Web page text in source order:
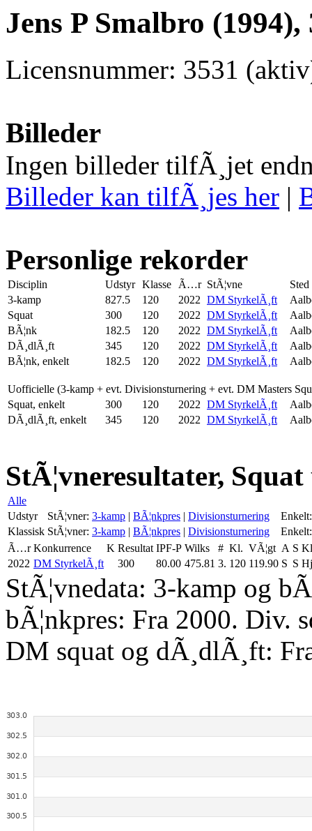
Jens P Smalbro
Licensnummer: 3531
Billeder
Ingen billeder tilfÃ¸jet
Billeder kan tilfÃ¸jes her |
Personlige rekorder
Disciplin Udstyr Klasse Ã…r StÃ¦vne
Sted
3-kamp
827.5 120 2022 DM StyrkelÃ¸ft
Squat
300 120 2022 DM StyrkelÃ¸ft
BÃ¦nk
182.5 120 2022 DM StyrkelÃ¸ft
DÃ¸dlÃ¸ft
345 120 2022 DM StyrkelÃ¸ft
BÃ¦nk, enkelt
182.5 120 2022 DM StyrkelÃ¸ft
Uofficielle (3-kamp + evt. Divisionsturnering + evt. DM Masters
Squat, enkelt
300 120 2022 DM StyrkelÃ¸ft
DÃ¸dlÃ¸ft, enkelt
345 120 2022 DM StyrkelÃ¸ft
StÃ¦vneresultater,
Alle
Udstyr
StÃ¦vner: 3-kamp | BÃ¦nkpres | Divisionsturnering
Enkelt:
Klassisk StÃ¦vner: 3-kamp | BÃ¦nkpres | Divisionsturnering
Enkelt:
Ã…r Konkurrence K Resultat IPF-P Wilks # Kl. VÃ¦gt A S
2022 DM StyrkelÃ¸ft 300 80.00 475.81 3. 120 119.90 S S
StÃ¦vnedata: 3-kamp og
bÃ¦nkpres: Fra 2000. Div.
DM squat og dÃ¸dlÃ¸ft: